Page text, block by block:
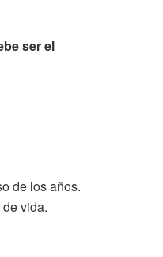
ser el
de los años.
vida.